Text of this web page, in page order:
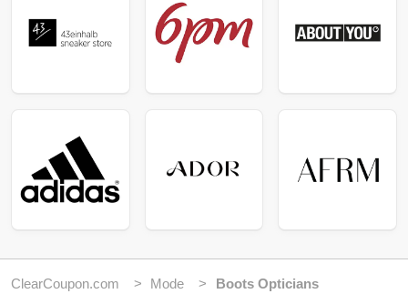
ClearCoupon.com Mode Boots Opticians